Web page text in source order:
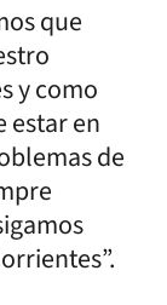
que
y como
estar en
de